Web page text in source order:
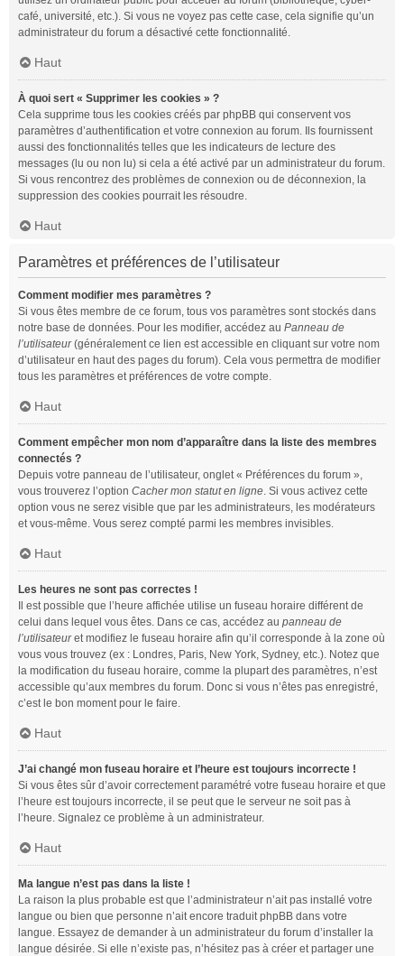
café, université, etc.). Si vous ne voyez pas cette case, cela signifie qu’un
administrateur du forum a désactivé cette fonctionnalité.
Haut
À quoi sert « Supprimer les cookies » ?
Cela supprime tous les cookies créés par phpBB qui conservent vos
paramètres d’authentification et votre connexion au forum. Ils fournissent
aussi des fonctionnalités telles que les indicateurs de lecture des
messages (lu ou non lu) si cela a été activé par un administrateur du forum.
Si vous rencontrez des problèmes de connexion ou de déconnexion, la
suppression des cookies pourrait les résoudre.
Haut
Paramètres et préférences de l’utilisateur
Comment modifier mes paramètres ?
Si vous êtes membre de ce forum, tous vos paramètres sont stockés dans
notre base de données. Pour les modifier, accédez au Panneau de
l’utilisateur(généralement ce lien est accessible en cliquant sur votre nom
d’utilisateur en haut des pages du forum). Cela vous permettra de modifier
tous les paramètres et préférences de votre compte.
Haut
Comment empêcher mon nom d’apparaître dans la liste des membres
connectés ?
Depuis votre panneau de l’utilisateur, onglet « Préférences du forum »,
vous trouverez l’option Cacher mon statut en ligne. Si vous activez cette
option vous ne serez visible que par les administrateurs, les modérateurs
et vous-même. Vous serez compté parmi les membres invisibles.
Haut
Les heures ne sont pas correctes !
Il est possible que l’heure affichée utilise un fuseau horaire différent de
celui dans lequel vous êtes. Dans ce cas, accédez au panneau de
l’utilisateuret modifiez le fuseau horaire afin qu’il corresponde à la zone où
vous vous trouvez (ex : Londres, Paris, New York, Sydney, etc.). Notez que
la modification du fuseau horaire, comme la plupart des paramètres, n’est
accessible qu’aux membres du forum. Donc si vous n’êtes pas enregistré,
c’est le bon moment pour le faire.
Haut
J’ai changé mon fuseau horaire et l’heure est toujours incorrecte !
Si vous êtes sûr d’avoir correctement paramétré votre fuseau horaire et que
l’heure est toujours incorrecte, il se peut que le serveur ne soit pas à
l’heure. Signalez ce problème à un administrateur.
Haut
Ma langue n’est pas dans la liste !
La raison la plus probable est que l’administrateur n’ait pas installé votre
langue ou bien que personne n’ait encore traduit phpBB dans votre
langue. Essayez de demander à un administrateur du forum d’installer la
langue désirée. Si elle n’existe pas, n’hésitez pas à créer et partager une